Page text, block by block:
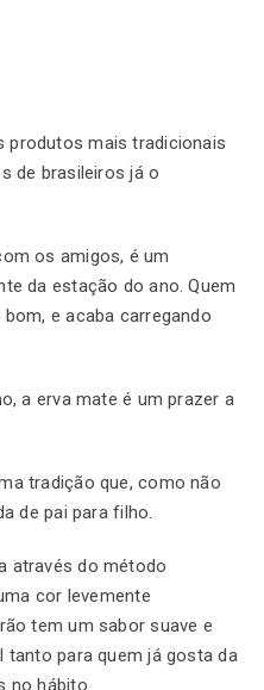
produtos mais tradicionais
de brasileiros já o
os amigos, é um
da estação do ano. Quem
e acaba carregando
a erva mate é um prazer a
tradição que, como não
de pai para filho.
através do método
cor levemente
tem um sabor suave e
tanto para quem já gosta da